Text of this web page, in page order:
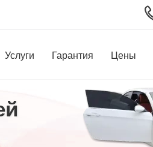
Услуги Гарантия Цены